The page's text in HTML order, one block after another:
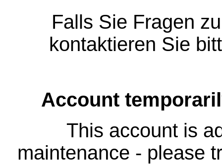
Falls Sie Fragen
kontaktieren Sie
Account
This account is
maintenance - please